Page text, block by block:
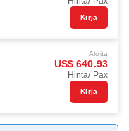
Kirja
Aloita
US$ 640.93
Hinta/ Pax
Kirja